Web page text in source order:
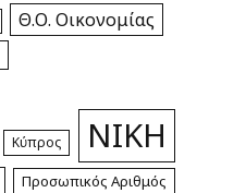
Θ.Ο. Οικονομίας
Κύπρος ΝΙΚΗ
Προσωπικός Αριθμός